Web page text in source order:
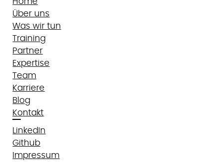
Über uns
Was wir tun
Training
Partner
Expertise
Team
Karriere
Blog
Kontakt
LinkedIn
Github
Impressum